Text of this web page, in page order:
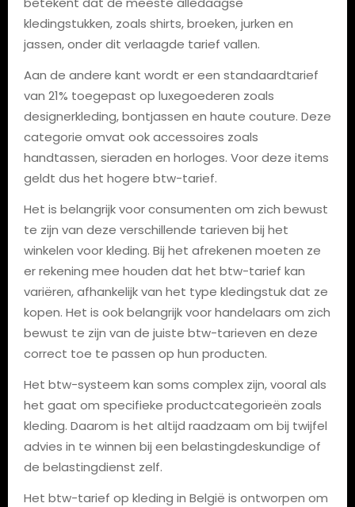
kledingstukken, zoals shirts, broeken, jurken en
jassen, onder dit verlaagde tarief vallen.
Aan de andere kant wordt er een standaardtarief
van 21% toegepast op luxegoederen zoals
designerkleding, bontjassen en haute couture. Deze
categorie omvat ook accessoires zoals
handtassen, sieraden en horloges. Voor deze items
geldt dus het hogere btw-tarief.
Het is belangrijk voor consumenten om zich bewust
te zijn van deze verschillende tarieven bij het
winkelen voor kleding. Bij het afrekenen moeten ze
er rekening mee houden dat het btw-tarief kan
variëren, afhankelijk van het type kledingstuk dat ze
kopen. Het is ook belangrijk voor handelaars om zich
bewust te zijn van de juiste btw-tarieven en deze
correct toe te passen op hun producten.
Het btw-systeem kan soms complex zijn, vooral als
het gaat om specifieke productcategorieën zoals
kleding. Daarom is het altijd raadzaam om bij twijfel
advies in te winnen bij een belastingdeskundige of
de belastingdienst zelf.
Het btw-tarief op kleding in België is ontworpen om